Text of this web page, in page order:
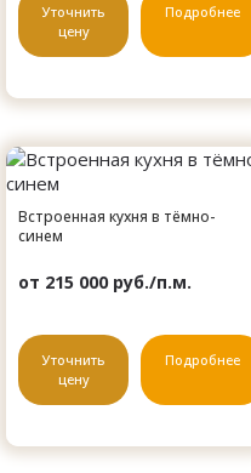
Уточнить
цену
Подробнее
Встроенная кухня в тёмно-
синем
от 215 000 руб./п.м.
Уточнить
цену
Подробнее